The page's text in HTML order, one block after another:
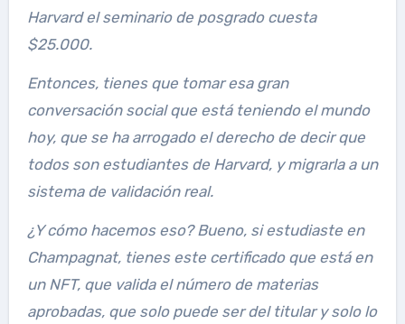
Harvard el seminario de posgrado cuesta
$25.000.
Entonces, tienes que tomar esa gran
conversación social que está teniendo el mundo
hoy, que se ha arrogado el derecho de decir que
todos son estudiantes de Harvard, y migrarla a un
sistema de validación real.
¿Y cómo hacemos eso? Bueno, si estudiaste en
Champagnat, tienes este certificado que está en
un NFT, que valida el número de materias
aprobadas, que solo puede ser del titular y solo lo